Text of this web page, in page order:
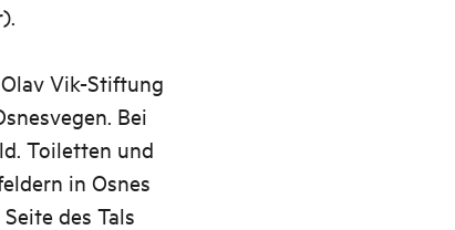
Vik-Stiftung
Bei
Toiletten und
in Osnes
des Tals